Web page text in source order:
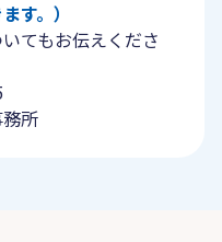
す。）
てもお伝えくださ
所